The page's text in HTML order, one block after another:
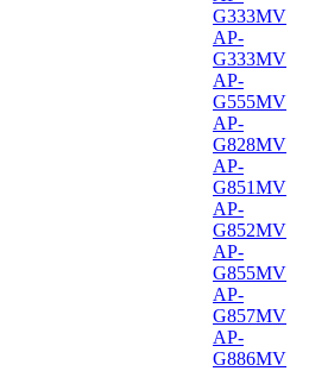
G333MV
AP-
G333MV
AP-
G555MV
AP-
G828MV
AP-
G851MV
AP-
G852MV
AP-
G855MV
AP-
G857MV
AP-
G886MV